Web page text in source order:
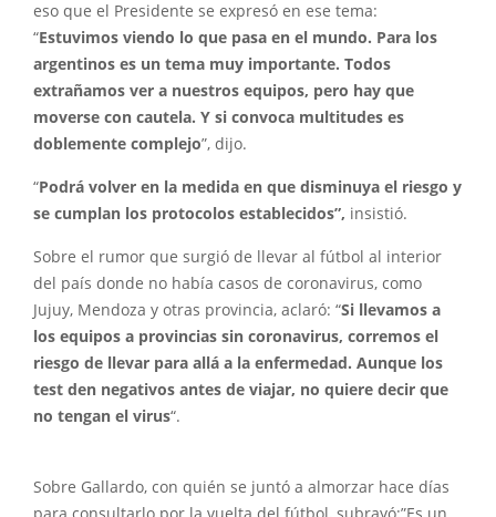
eso que el Presidente se expresó en ese tema:
“Estuvimos viendo lo que pasa en el mundo. Para los
argentinos es un tema muy importante. Todos
extrañamos ver a nuestros equipos, pero hay que
moverse con cautela. Y si convoca multitudes es
doblemente complejo”, dijo.
“Podrá volver en la medida en que disminuya el riesgo y
se cumplan los protocolos establecidos”, insistió.
Sobre el rumor que surgió de llevar al fútbol al interior
del país donde no había casos de coronavirus, como
Jujuy, Mendoza y otras provincia, aclaró: “Si llevamos a
los equipos a provincias sin coronavirus, corremos el
riesgo de llevar para allá a la enfermedad. Aunque los
test den negativos antes de viajar, no quiere decir que
no tengan el virus“.
Sobre Gallardo, con quién se juntó a almorzar hace días